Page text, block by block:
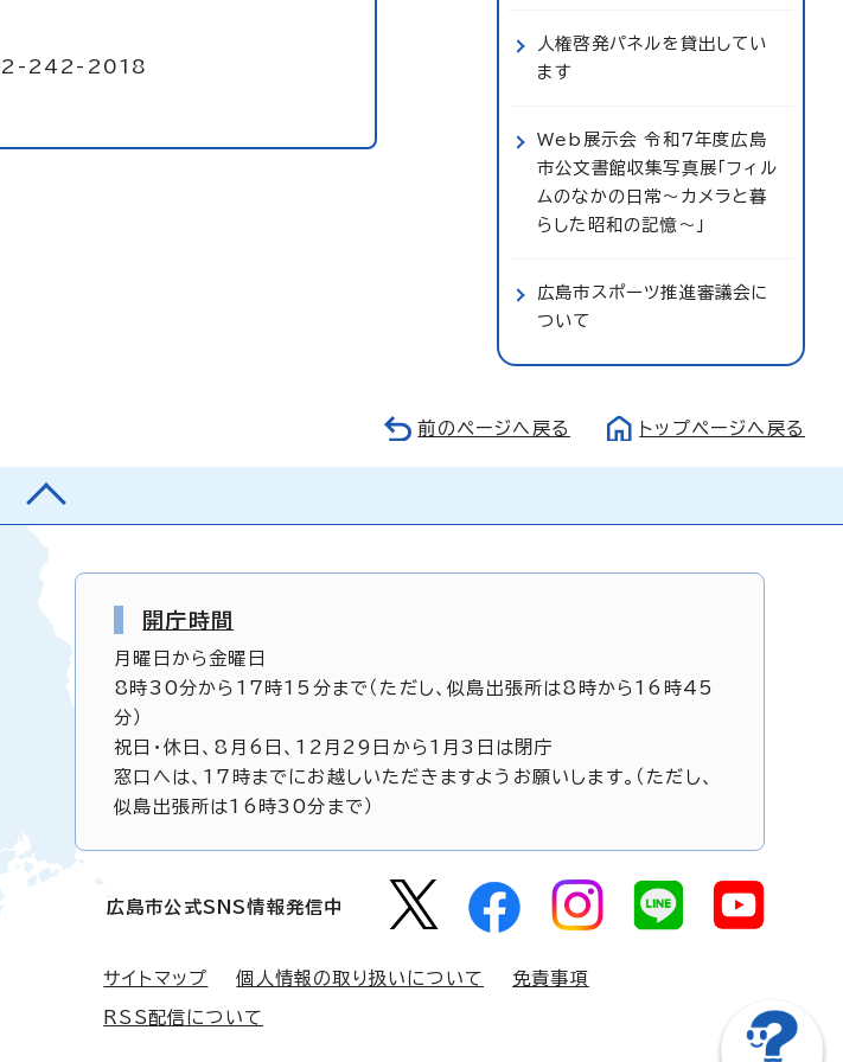
242-2018
人権啓発パネルを貸出してい
ます
Web展示会 令和7年度広島
市公文書館収集写真展「フィル
ムのなかの日常～カメラと暮
らした昭和の記憶～」
広島市スポーツ推進審議会に
ついて
前のページへ戻る トップページへ戻る
開庁時間
月曜日から金曜日
8時30分から17時15分まで（ただし、似島出張所は8時から16時45
分）
祝日・休日、8月6日、12月29日から1月3日は閉庁
窓口へは、17時までにお越しいただきますようお願いします。（ただし、
似島出張所は16時30分まで）
広島市公式SNS情報発信中
サイトマップ 個人情報の取り扱いについて 免責事項
RSS配信について